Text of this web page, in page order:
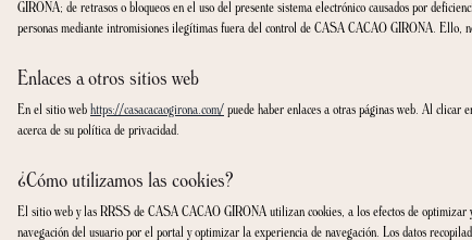
Derecho de limitación al tratamiento: supone la restricción del
Derecho de oposición: puede retirar el consentimiento del tratamiento de
Derecho a la portabilidad: en algunos casos, puede pedir una copia de
En algunos casos, se podrá rechazar la solicitud si solicita que se eliminen
¿Quién es el responsable de la exactitud y